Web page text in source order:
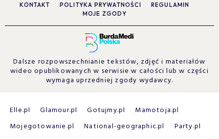
KONTAKT POLITYKA PRYWATNOŚCI
REGULAMIN
MOJE ZGODY
Dalsze rozpowszechnianie tekstów, zdjęć i materiałów
wideo opublikowanych w serwisie w całości lub w części
wymaga uprzedniej zgody wydawcy.
Elle.pl Glamour.pl Gotujmy.pl
Mamotoja.pl
Mojegotowanie.pl
National-geographic.pl
Party.pl